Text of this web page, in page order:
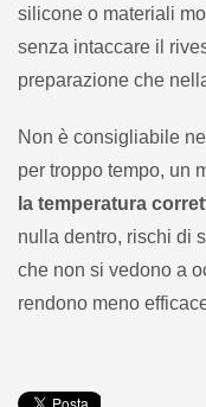
silicone o materiali
senza intaccare il
preparazione che
Non è consigliabile
per troppo tempo, un
la temperatura
nulla dentro, rischi di
che non si vedono a
rendono meno